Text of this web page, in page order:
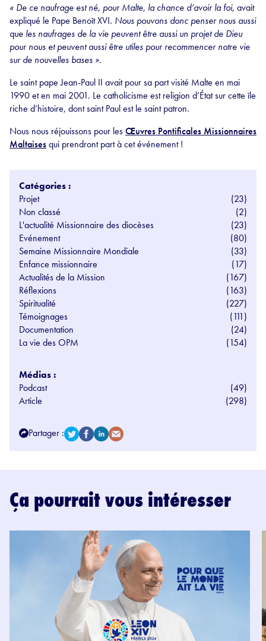
« De ce naufrage est né, pour Malte, la chance d’avoir la foi, avait
expliqué le Pape Benoît XVI. Nous pouvons donc penser nous aussi
que les naufrages de la vie peuvent être aussi un projet de Dieu
pour nous et peuvent aussi être utiles pour recommencer notre vie
sur de nouvelles bases ».
Le saint pape Jean-Paul II avait pour sa part visité Malte en mai
1990 et en mai 2001. Le catholicisme est religion d’État sur cette île
riche d’histoire, dont saint Paul est le saint patron.
Nous nous réjouissons pour lesŒuvres Pontificales Missionnaires
Maltaisesqui prendront part à cet événement !
Catégories :
Projet
(23)
Non classé
(2)
L'actualité Missionnaire des diocèses
(23)
Evénement
(80)
Semaine Missionnaire Mondiale
(33)
Enfance missionnaire
(17)
Actualités de la Mission
(167)
Réflexions
(163)
Spiritualité
(227)
Témoignages
(111)
Documentation
(24)
La vie des OPM
(154)
Médias :
Podcast
(49)
Article
(298)
Partager :
Ça pourrait vous intéresser